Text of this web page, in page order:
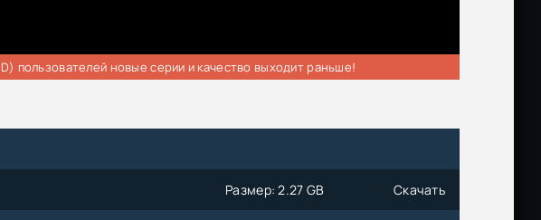
пользователей новые серии и качество выходит раньше!
Размер: 2.27 GB Скачать